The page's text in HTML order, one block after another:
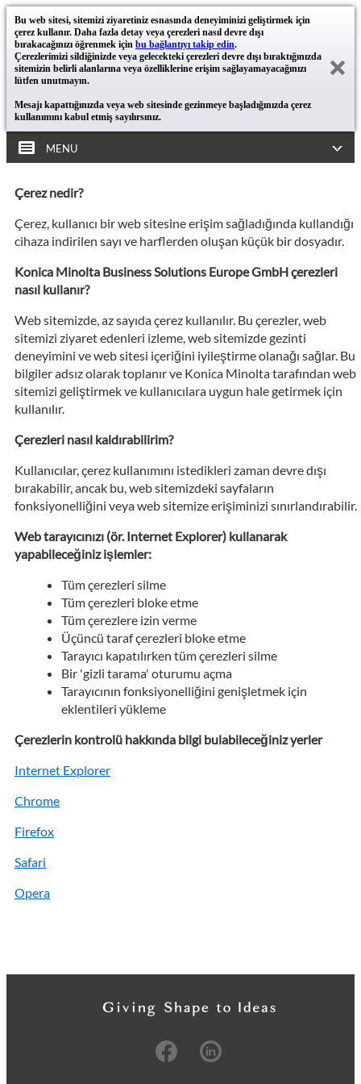
Bu web sitesi, sitemizi ziyaretiniz esnasında deneyiminizi geliştirmek için
çerez kullanır. Daha fazla detay veya çerezleri nasıl devre dışı
bırakacağınızı öğrenmek için bu bağlantıyı takip edin.
Çerezlerimizi sildiğinizde veya gelecekteki çerezleri devre dışı bıraktığınızda
sitemizin belirli alanlarına veya özelliklerine erişim sağlayamayacağınızı
lütfen unutmayın.
Mesajı kapattığınızda veya web sitesinde gezinmeye başladığınızda çerez
kullanımını kabul etmiş sayılırsınız.
MENU
Çerez nedir?
Çerez, kullanıcı bir web sitesine erişim sağladığında kullandığı
cihaza indirilen sayı ve harflerden oluşan küçük bir dosyadır.
Konica Minolta Business Solutions Europe GmbH çerezleri
nasıl kullanır?
Web sitemizde, az sayıda çerez kullanılır. Bu çerezler, web
sitemizi ziyaret edenleri izleme, web sitemizde gezinti
deneyimini ve web sitesi içeriğini iyileştirme olanağı sağlar. Bu
bilgiler adsız olarak toplanır ve Konica Minolta tarafından web
sitemizi geliştirmek ve kullanıcılara uygun hale getirmek için
kullanılır.
Çerezleri nasıl kaldırabilirim?
Kullanıcılar, çerez kullanımını istedikleri zaman devre dışı
bırakabilir, ancak bu, web sitemizdeki sayfaların
fonksiyonelliğini veya web sitemize erişiminizi sınırlandırabilir.
Web tarayıcınızı (ör. Internet Explorer) kullanarak
yapabileceğiniz işlemler:
Tüm çerezleri silme
Tüm çerezleri bloke etme
Tüm çerezlere izin verme
Üçüncü taraf çerezleri bloke etme
Tarayıcı kapatılırken tüm çerezleri silme
Bir 'gizli tarama' oturumu açma
Tarayıcının fonksiyonelliğini genişletmek için
eklentileri yükleme
Çerezlerin kontrolü hakkında bilgi bulabileceğiniz yerler
Internet Explorer
Chrome
Firefox
Safari
Opera